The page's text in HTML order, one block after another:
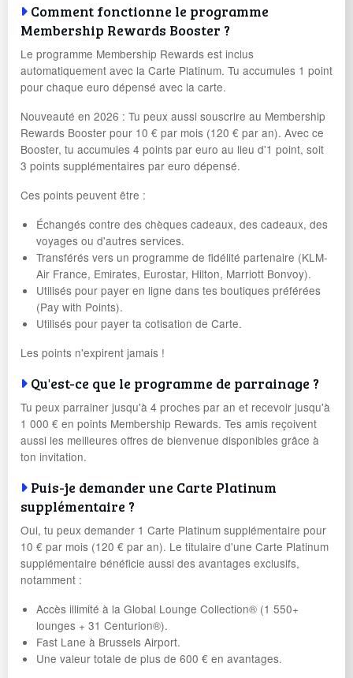
Comment fonctionne le programme
Membership Rewards Booster ?
Le programme Membership Rewards est inclus
automatiquement avec la Carte Platinum. Tu accumules 1 point
pour chaque euro dépensé avec la carte.
Nouveauté en 2026 : Tu peux aussi souscrire au Membership
Rewards Booster pour 10 € par mois (120 € par an). Avec ce
Booster, tu accumules 4 points par euro au lieu d'1 point, soit
3 points supplémentaires par euro dépensé.
Ces points peuvent être :
Échangés contre des chèques cadeaux, des cadeaux, des
voyages ou d'autres services.
Transférés vers un programme de fidélité partenaire (KLM-
Air France, Emirates, Eurostar, Hilton, Marriott Bonvoy).
Utilisés pour payer en ligne dans tes boutiques préférées
(Pay with Points).
Utilisés pour payer ta cotisation de Carte.
Les points n'expirent jamais !
Qu'est-ce que le programme de parrainage ?
Tu peux parrainer jusqu'à 4 proches par an et recevoir jusqu'à
1 000 € en points Membership Rewards. Tes amis reçoivent
aussi les meilleures offres de bienvenue disponibles grâce à
ton invitation.
Puis-je demander une Carte Platinum
supplémentaire ?
Oui, tu peux demander 1 Carte Platinum supplémentaire pour
10 € par mois (120 € par an). Le titulaire d'une Carte Platinum
supplémentaire bénéficie aussi des avantages exclusifs,
notamment :
Accès illimité à la Global Lounge Collection® (1 550+
lounges + 31 Centurion®).
Fast Lane à Brussels Airport.
Une valeur totale de plus de 600 € en avantages.